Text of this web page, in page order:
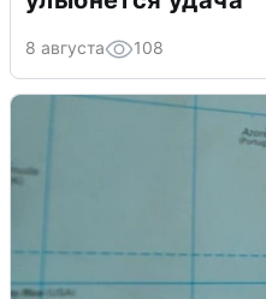
8 августа 108